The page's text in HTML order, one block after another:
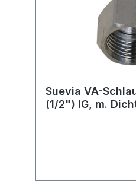
Suevia VA-
(1/2") IG, m.